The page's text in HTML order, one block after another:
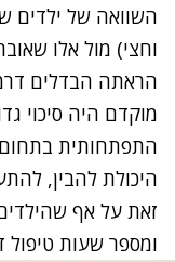
השוואה של ילדים
וחצי) מול אלו
הראתה הבדלים
מוקדם היה סיכוי
התפתחותית
היכולת להבין,
זאת על אף
ומספר שעות טיפול